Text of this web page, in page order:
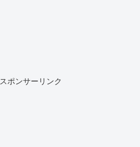
スポンサーリンク